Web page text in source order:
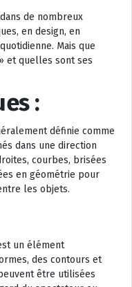
de nombreux
en design, en
Mais que
et quelles sont ses
:
définie comme
dans une direction
courbes, brisées
en géométrie pour
les objets.
un élément
des contours et
être utilisées